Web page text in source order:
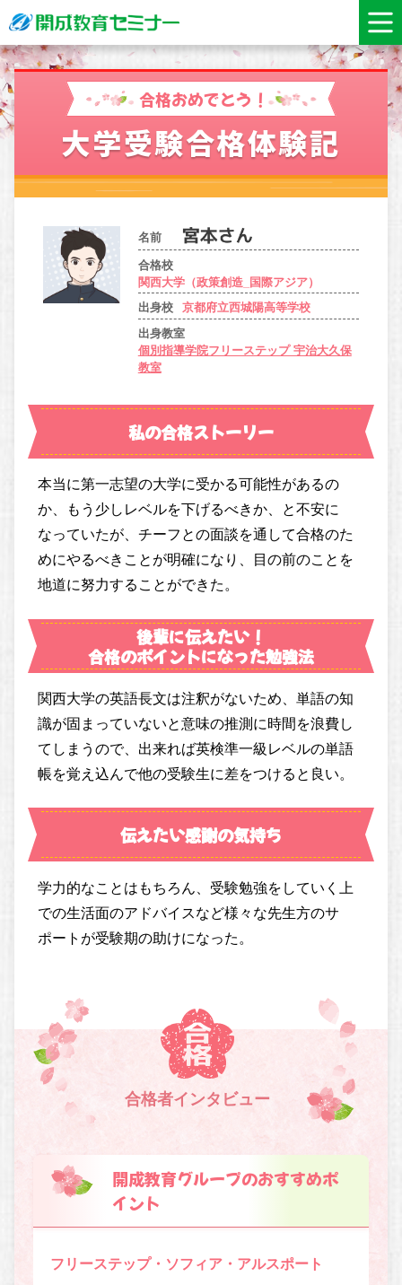
合格おめでとう！
大学受験合格体験記
名前
合格校
関西大学（政策創造_国際アジア）
出身校
京都府立西城陽高等学校
出身教室
個別指導学院フリーステップ 宇治大久保
教室
私の合格ストーリー
本当に第一志望の大学に受かる可能性があるの
か、もう少しレベルを下げるべきか、と不安に
なっていたが、チーフとの面談を通して合格のた
めにやるべきことが明確になり、目の前のことを
地道に努力することができた。
後輩に伝えたい！
合格のポイントになった勉強法
関西大学の英語長文は注釈がないため、単語の知
識が固まっていないと意味の推測に時間を浪費し
てしまうので、出来れば英検準一級レベルの単語
帳を覚え込んで他の受験生に差をつけると良い。
伝えたい感謝の気持ち
学力的なことはもちろん、受験勉強をしていく上
での生活面のアドバイスなど様々な先生方のサ
ポートが受験期の助けになった。
合格者インタビュー
開成教育グループのおすすめポ
イント
フリーステップ・ソフィア・アルスポート